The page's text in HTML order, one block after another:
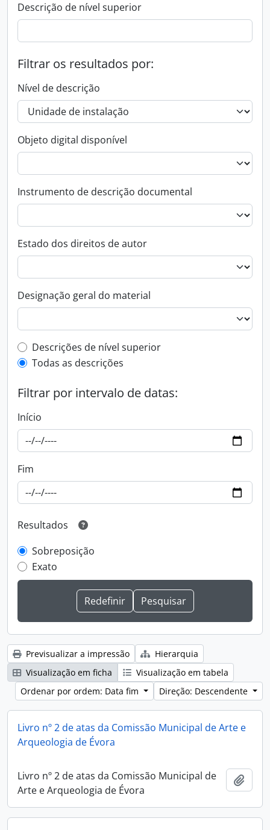
Descrição de nível superior
Filtrar os resultados por:
Nível de descrição
Objeto digital disponível
Instrumento de descrição documental
Estado dos direitos de autor
Designação geral do material
Top-level description filter
Descrições de nível superior
Todas as descrições
Filtrar por intervalo de datas:
Início
Fim
Resultados
Sobreposição
Exato
Previsualizar a impressão
Hierarquia
Visualização em ficha
Visualização em tabela
Ordenar por ordem: Data fim
Direção: Descendente
Livro nº 2 de atas da Comissão Municipal de Arte e
Arqueologia de Évora
Livro nº 2 de atas da Comissão Municipal de
Arte e Arqueologia de Évora